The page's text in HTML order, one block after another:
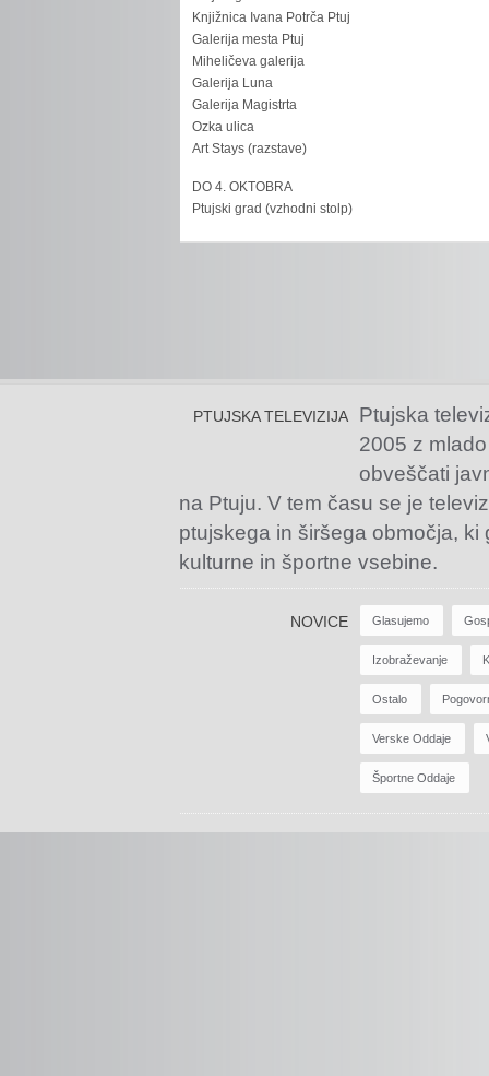
Knjižnica Ivana Potrča Ptuj
Galerija mesta Ptuj
Miheličeva galerija
Galerija Luna
Galerija Magistrta
Ozka ulica
Art Stays (razstave)
DO 4. OKTOBRA
Ptujski grad (vzhodni stolp)
PTUJSKA TELEVIZIJA
Ptujska
2005 z
obveščati
na Ptuju. V tem času se je
ptujskega in širšega območja,
kulturne in športne vsebine.
NOVICE Glasujemo
Izobraževanje
Ostalo
Verske Oddaje
Športne Oddaje